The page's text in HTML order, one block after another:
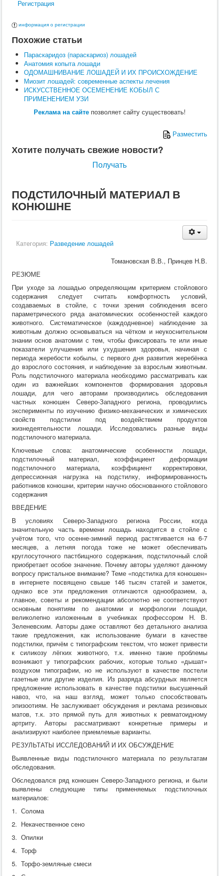
Поведение
Кошки
Ветеринария
Хирургия
Терапия
Заразные заболевания
Инфекционные заболевания
Инвазионные заболевания
Кормление
Поведение
Воспроизводство
Воспроизводство
Кормление
Прочие
Кролики
Пчелы
Экзотические животные
По животным
Крс
Мрс
Лошадей
Свиньи
Собаки
Кошки
Птицы
Рыбы
Кролики
Пушные
Пчелы
Экзотические животные
Заразные заболевания
Инвазионные болезни
Инфекционные заболевания
Терапия
Гинекология
Диагностика
ВСЭ
Лекарственные препараты
Токсикология
Зоогигиена
Патанатомия
Интересное
Кормление
Регистрация
информация о регистрации
Похожие статьи
Параскаридоз (параскариоз) лошадей
Анатомия копыта лошади
ОДОМАШНИВАНИЕ ЛОШАДЕЙ И ИХ ПРОИСХОЖДЕНИЕ
Миозит лошадей: современные аспекты лечения
ИСКУССТВЕННОЕ ОСЕМЕНЕНИЕ КОБЫЛ С
ПРИМЕНЕНИЕМ УЗИ
Реклама на сайтепозволяет сайту существовать!
Разместить
Хотите получать свежие новости?
Получать
ПОДСТИЛОЧНЫЙ МАТЕРИАЛ В
КОНЮШНЕ
Категория: Разведение лошадей
Томановская В.В., Принцев Н.В.
РЕЗЮМЕ
При уходе за лошадью определяющим критерием стойлового
содержания следует считать комфортность условий,
создаваемых в стойле, с точки зрения соблюдения всего
параметрического ряда анатомических особенностей каждого
животного. Систематическое (каждодневное) наблюдение за
животным должно основываться на чётком и неукоснительном
знании основ анатомии с тем, чтобы фиксировать те или иные
показатели улучшения или ухудшения здоровья, начиная с
периода жеребости кобылы, с первого дня развития жеребёнка
до взрослого состояния, и наблюдение за взрослым животным.
Роль подстилочного материала необходимо рассматривать как
один из важнейших компонентов формирования здоровья
лошади, для чего авторами производились обследования
частных конюшен Северо-Западного региона, проводились
эксперименты по изучению физико-механических и химических
свойств подстилки под воздействием продуктов
жизнедеятельности лошади. Исследовались разные виды
подстилочного материала.
Ключевые слова: анатомические особенности лошади,
подстилочный материал, коэффициент деформации
подстилочного материала, коэффициент корректировки,
депрессионная нагрузка на подстилку, информированность
работников конюшни, критерии научно обоснованного стойлового
содержания
ВВЕДЕНИЕ
В условиях Северо-Западного региона России, когда
значительную часть времени лошадь находится в стойле с
учётом того, что осенне-зимний период растягивается на 6-7
месяцев, а летняя погода тоже не может обеспечивать
круглосуточного пастбищного содержания, подстилочный слой
приобретает особое значение. Почему авторы уделяют данному
вопросу пристальное внимание? Теме «подстилка для конюшен»
в интернете посвящено свыше 146 тысяч статей и заметок,
однако все эти предложения отличаются однообразием, а,
главное, советы и рекомендации абсолютно не соответствуют
основным понятиям по анатомии и морфологии лошади,
великолепно изложенным в учебниках профессором Н. В.
Зеленевским. Авторы даже оставляют без детального анализа
такие предложения, как использование бумаги в качестве
подстилки, причём с типографским текстом, что может привести
к силикозу лёгких животного, т.к. именно такие проблемы
возникают у типографских рабочих, которые только «дышат»
воздухом типографии, но не используют в качестве постели
газетные или другие изделия. Из разряда абсурдных является
предложение использовать в качестве подстилки высушенный
навоз, что, на наш взгляд, может только способствовать
эпизоотиям. Не заслуживает обсуждения и реклама резиновых
матов, т.к. это прямой путь для животных к ревматоидному
артриту. Авторы рассматривают конкретные примеры и
анализируют наиболее приемлемые варианты.
РЕЗУЛЬТАТЫ ИССЛЕДОВАНИЙ И ИХ ОБСУЖДЕНИЕ
Выявленные виды подстилочного материала по результатам
обследования.
Обследовался ряд конюшен Северо-Западного региона, и были
выявлены следующие типы применяемых подстилочных
материалов:
1. Солома
2. Некачественное сено
3. Опилки
4. Торф
5. Торфо-земляные смеси